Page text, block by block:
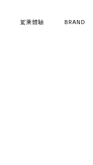
駕乘體驗 BRAND